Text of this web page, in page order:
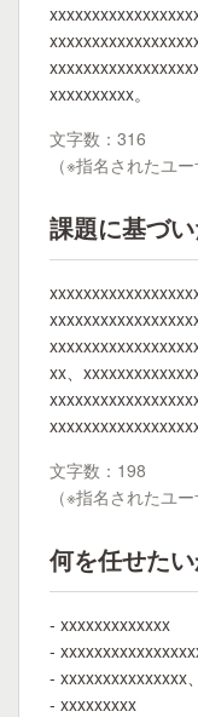
xxxxxxxxxx。
文字数：316
（※指名されたユ
課題に基づ
xx、
文字数：198
（※指名されたユ
何を任せた
- xxxxxxxxxxxxx
-
- xxxxxxxxxxxxxxx
- xxxxxxxxx